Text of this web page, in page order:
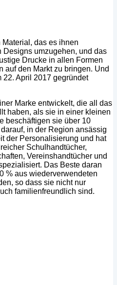
das es ihnen
Designs umzugehen, und das
Drucke in allen Formen
auf den Markt zu bringen. Und
22. April 2017 gegründet
Marke entwickelt, die all das
haben, als sie in einer kleinen
beschäftigen sie über 10
in der Region ansässig
der Personalisierung und hat
Schulhandtücher,
Vereinshandtücher und
Das Beste daran
% aus wiederverwendeten
so dass sie nicht nur
familienfreundlich sind.